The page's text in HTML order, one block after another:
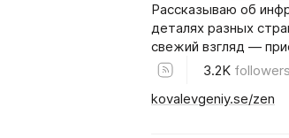
Рассказываю об
деталях разных
свежий взгляд —
3.2K followers
kovalevgeniy.se/zen